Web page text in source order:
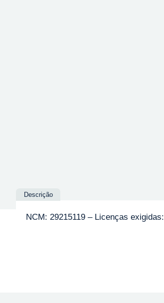
Descrição
NCM: 29215119 – Licenças exigidas: